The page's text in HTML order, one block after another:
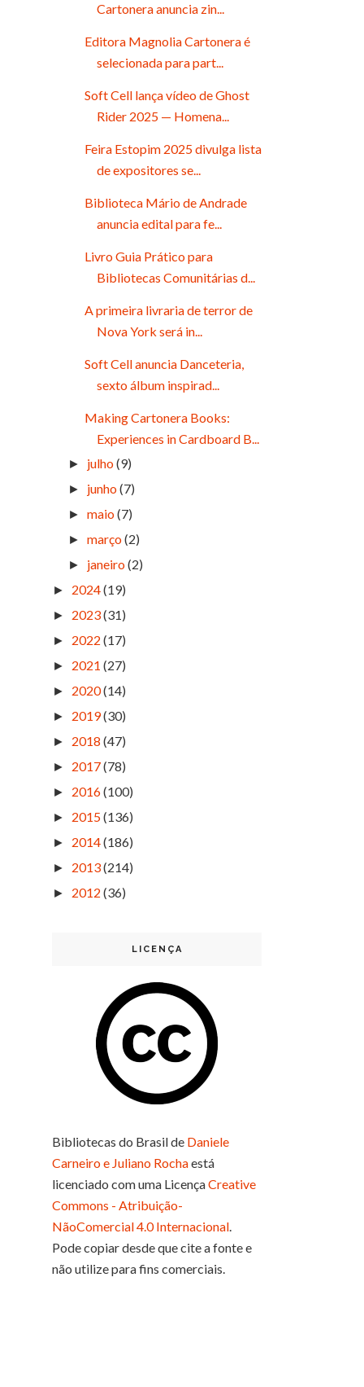
Cartonera anuncia zin...
Editora Magnolia Cartonera é
selecionada para part...
Soft Cell lança vídeo de Ghost
Rider 2025 — Homena...
Feira Estopim 2025 divulga lista
de expositores se...
Biblioteca Mário de Andrade
anuncia edital para fe...
Livro Guia Prático para
Bibliotecas Comunitárias d...
A primeira livraria de terror de
Nova York será in...
Soft Cell anuncia Danceteria,
sexto álbum inspirad...
Making Cartonera Books:
Experiences in Cardboard B...
► julho(9)
► junho(7)
►maio(7)
►março(2)
► janeiro(2)
► 2024(19)
► 2023(31)
► 2022 (17)
► 2021 (27)
► 2020(14)
► 2019(30)
► 2018 (47)
► 2017(78)
► 2016(100)
► 2015(136)
► 2014(186)
► 2013(214)
► 2012 (36)
LICENÇA
Bibliotecas do Brasilde Daniele
Carneiro e Juliano Rochaestá
licenciado com uma LicençaCreative
Commons - Atribuição-
NãoComercial 4.0 Internacional.
Pode copiar desde que cite a fonte e
não utilize para fins comerciais.